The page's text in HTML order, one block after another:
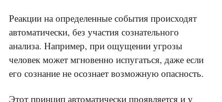
Реакции на определенные события происходят
автоматически, без участия сознательного
анализа. Например, при ощущении угрозы
человек может мгновенно испугаться, даже если
его сознание не осознает возможную опасность.
Этот принцип автоматически проявляется и у